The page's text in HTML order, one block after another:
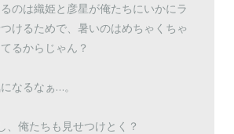
のは織姫と彦星が俺たちにいかにラ
けるためで、暑いのはめちゃくちゃ
るからじゃん？
なるなぁ…。
俺たちも見せつけとく？